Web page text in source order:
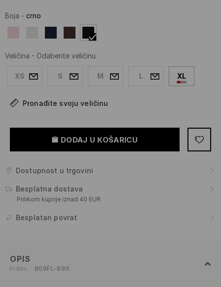
Boja - crno
Veličina - Odaberite veličinu
XS S M L XL
Pronađite svoju veličinu
DODAJ U KOŠARICU
Dostupnost u trgovini
Besplatna dostava
Prilikom kupnje iznad 40 EUR
Besplatan povrat
OPIS
Index 809FL-99X